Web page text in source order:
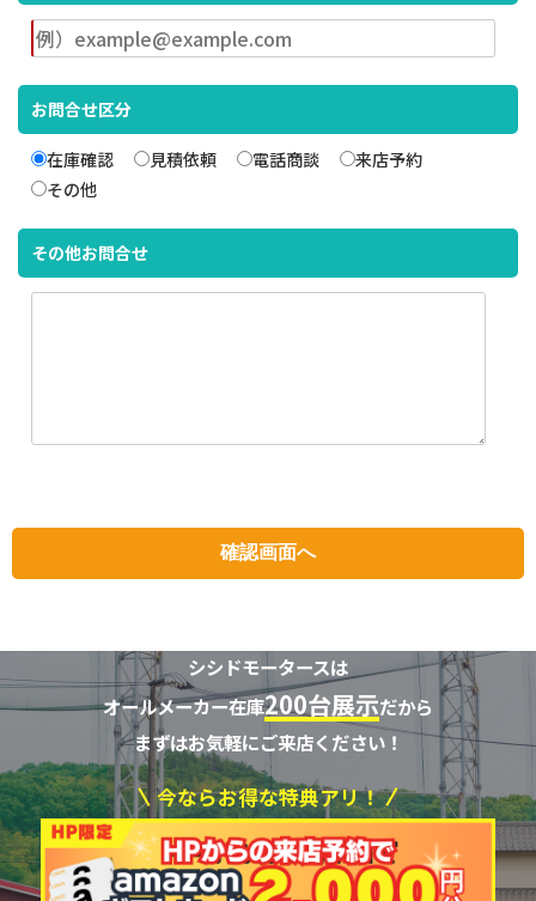
お問合せ区分
在庫確認 見積依頼 電話商談
来店予約
その他
その他お問合せ
シシドモータースは
オールメーカー在庫200台展示だから
まずはお気軽にご来店ください！
今ならお得な特典アリ！